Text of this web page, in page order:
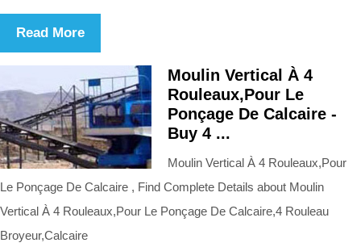
Read More
Moulin Vertical À 4
Rouleaux,Pour Le
Ponçage De Calcaire -
Buy 4 ...
Moulin Vertical À 4 Rouleaux,Pour
Le Ponçage De Calcaire , Find Complete Details about Moulin
Vertical À 4 Rouleaux,Pour Le Ponçage De Calcaire,4 Rouleau
Broyeur,Calcaire